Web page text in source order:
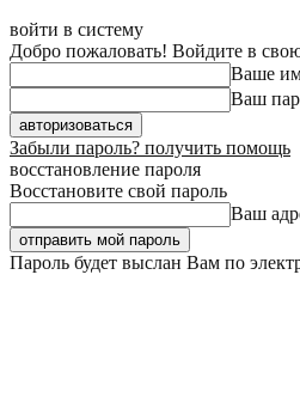
войти в систему
Добро пожаловать! Войдите в
Ваше
Ваш
Забыли пароль? получить помощь
восстановление пароля
Восстановите свой пароль
Ваш
Пароль будет выслан Вам по